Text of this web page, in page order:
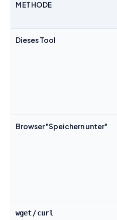
METHODE
Dieses Tool
Browser "Speichern unter"
wget/curl